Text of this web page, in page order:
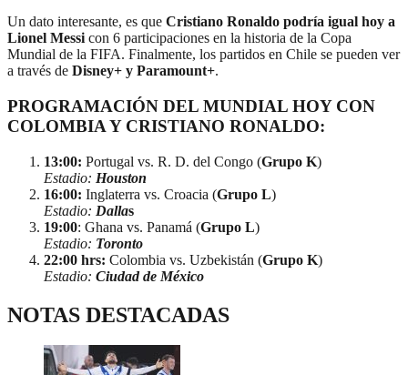
Un dato interesante, es que Cristiano Ronaldo podría igual hoy a
Lionel Messi con 6 participaciones en la historia de la Copa
Mundial de la FIFA. Finalmente, los partidos en Chile se pueden ver
a través de Disney+ y Paramount+.
PROGRAMACIÓN DEL MUNDIAL HOY CON
COLOMBIA Y CRISTIANO RONALDO:
13:00: Portugal vs. R. D. del Congo (Grupo K)
Estadio: Houston
16:00: Inglaterra vs. Croacia (Grupo L)
Estadio: Dallas
19:00: Ghana vs. Panamá (Grupo L)
Estadio: Toronto
22:00 hrs: Colombia vs. Uzbekistán (Grupo K)
Estadio: Ciudad de México
NOTAS DESTACADAS